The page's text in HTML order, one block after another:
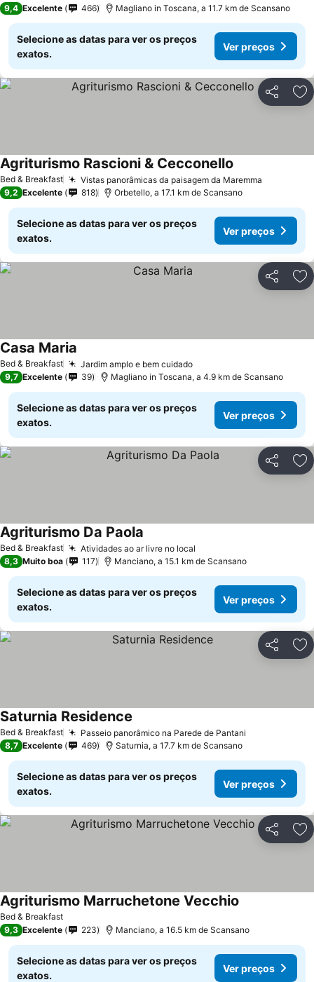
9,4 Excelente 466 Magliano in Toscana, a 11.7 km de Scansano
Selecione as datas para ver os preços
exatos.
Ver preços
Partilhar
Bed & Breakfast Vistas panorâmicas da paisagem da Maremma
Agriturismo Rascioni & Cecconello
9,2 Excelente 818 Orbetello, a 17.1 km de Scansano
Selecione as datas para ver os preços
exatos.
Ver preços
Partilhar
Bed & Breakfast Jardim amplo e bem cuidado
Casa Maria
9,7 Excelente 39 Magliano in Toscana, a 4.9 km de Scansano
Selecione as datas para ver os preços
exatos.
Ver preços
Partilhar
Bed & Breakfast Atividades ao ar livre no local
Agriturismo Da Paola
8,3 Muito boa 117 Manciano, a 15.1 km de Scansano
Selecione as datas para ver os preços
exatos.
Ver preços
Partilhar
Bed & Breakfast Passeio panorâmico na Parede de Pantani
Saturnia Residence
8,7 Excelente 469 Saturnia, a 17.7 km de Scansano
Selecione as datas para ver os preços
exatos.
Ver preços
Partilhar
Bed & Breakfast
Agriturismo Marruchetone Vecchio
9,3 Excelente 223 Manciano, a 16.5 km de Scansano
Selecione as datas para ver os preços
exatos.
Ver preços